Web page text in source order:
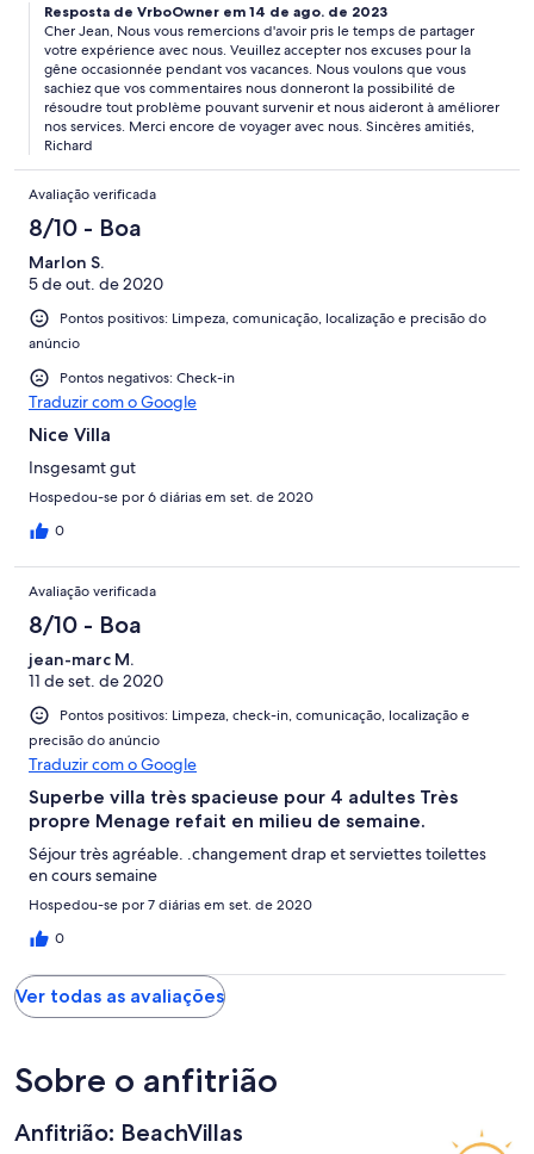
villa crétoise c’est clairement la plus mauvaise que j’ai faite. Je
n’y retournerai pas même si on m’offrais le sejour
Resposta de VrboOwner em 14 de ago. de 2023
Cher Jean, Nous vous remercions d'avoir pris le temps de partager
votre expérience avec nous. Veuillez accepter nos excuses pour la
gêne occasionnée pendant vos vacances. Nous voulons que vous
sachiez que vos commentaires nous donneront la possibilité de
résoudre tout problème pouvant survenir et nous aideront à améliorer
nos services. Merci encore de voyager avec nous. Sincères amitiés,
Richard
Avaliação verificada
8/10 - Boa
Marlon S.
5 de out. de 2020
Pontos positivos: Limpeza, comunicação, localização e precisão do
anúncio
Pontos negativos: Check-in
Traduzir com o Google
Nice Villa
Insgesamt gut
Hospedou-se por 6 diárias em set. de 2020
0
Avaliação verificada
8/10 - Boa
jean-marc M.
11 de set. de 2020
Pontos positivos: Limpeza, check-in, comunicação, localização e
precisão do anúncio
Traduzir com o Google
Superbe villa très spacieuse pour 4 adultes Très
propre Menage refait en milieu de semaine.
Séjour très agréable. .changement drap et serviettes toilettes
en cours semaine
Hospedou-se por 7 diárias em set. de 2020
0
Ver todas as avaliações
Sobre o anfitrião
Anfitrião: BeachVillas